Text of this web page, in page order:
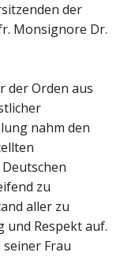
der
Monsignore Dr.
der Orden aus
nahm den
zu
aller zu
und Respekt auf.
Frau